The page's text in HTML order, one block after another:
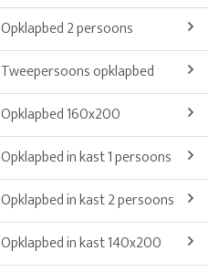
Opklapbed 2 persoons
Tweepersoons opklapbed
Opklapbed 160x200
Opklapbed in kast 1 persoons
Opklapbed in kast 2 persoons
Opklapbed in kast 140x200